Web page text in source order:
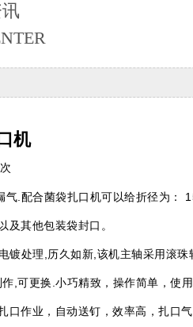
机
.配合菌袋扎口机可以给折径为
其他包装袋封口。
处理,历久如新,该机主轴采用滚珠
可更换.小巧精致，操作简单，使
作业，自动送钉，效率高，扎口